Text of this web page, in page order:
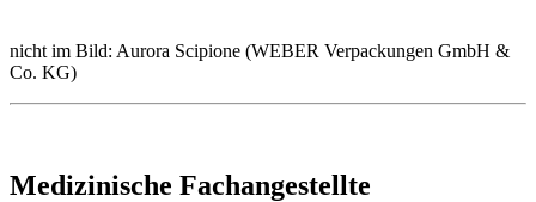
nicht im Bild: Aurora Scipione (WEBER Verpackungen GmbH &
Co. KG)
Medizinische Fachangestellte